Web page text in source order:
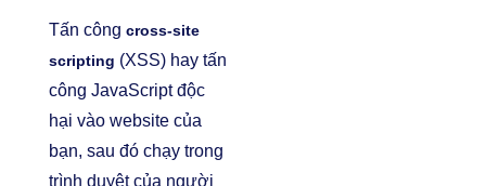
Tấn công cross-site
scripting (XSS) hay tấn
công JavaScript độc
hại vào website của
bạn, sau đó chạy trong
trình duyệt của người